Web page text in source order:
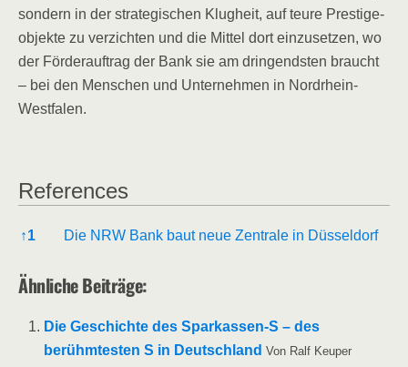
son­dern in der stra­te­gi­schen Klug­heit, auf teu­re Pres­ti­ge­
ob­jek­te zu ver­zich­ten und die Mit­tel dort ein­zu­set­zen, wo
der För­der­auf­trag der Bank sie am drin­gends­ten braucht
– bei den Men­schen und Unter­neh­men in Nordrhein-
Westfalen.
Refe­ren­ces
Refe­ren­ces
↑1 Die NRW Bank baut neue Zen­tra­le in Düsseldorf
Ähn­li­che Beiträge:
Die Geschich­te des Sparkassen‑S – des
berühm­tes­ten S in Deutsch­land Von Ralf Keu­per